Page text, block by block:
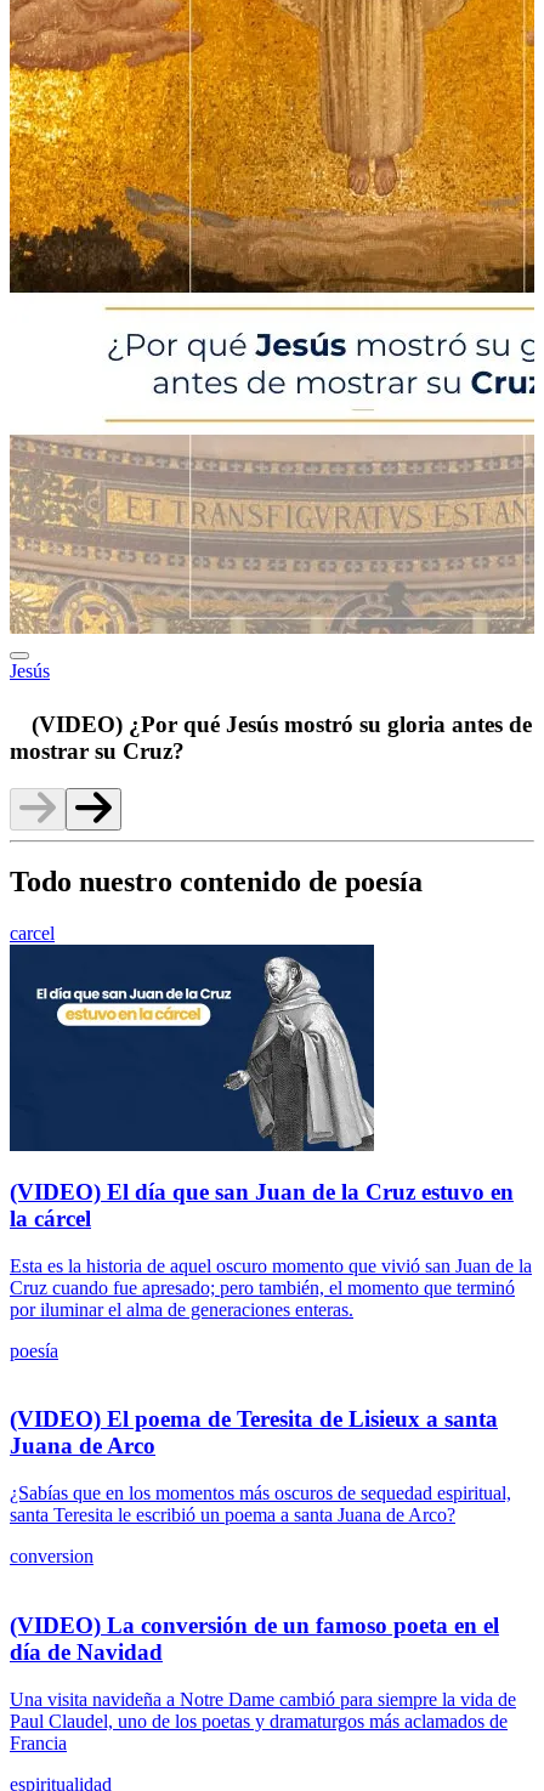
Jesús
(VIDEO) ¿Por qué Jesús mostró su gloria antes de
mostrar su Cruz?
Todo nuestro contenido de poesía
carcel
(VIDEO) El día que san Juan de la Cruz estuvo en
la cárcel
Esta es la historia de aquel oscuro momento que vivió san Juan de la
Cruz cuando fue apresado; pero también, el momento que terminó
por iluminar el alma de generaciones enteras.
poesía
(VIDEO) El poema de Teresita de Lisieux a santa
Juana de Arco
¿Sabías que en los momentos más oscuros de sequedad espiritual,
santa Teresita le escribió un poema a santa Juana de Arco?
conversion
(VIDEO) La conversión de un famoso poeta en el
día de Navidad
Una visita navideña a Notre Dame cambió para siempre la vida de
Paul Claudel, uno de los poetas y dramaturgos más aclamados de
Francia
espiritualidad